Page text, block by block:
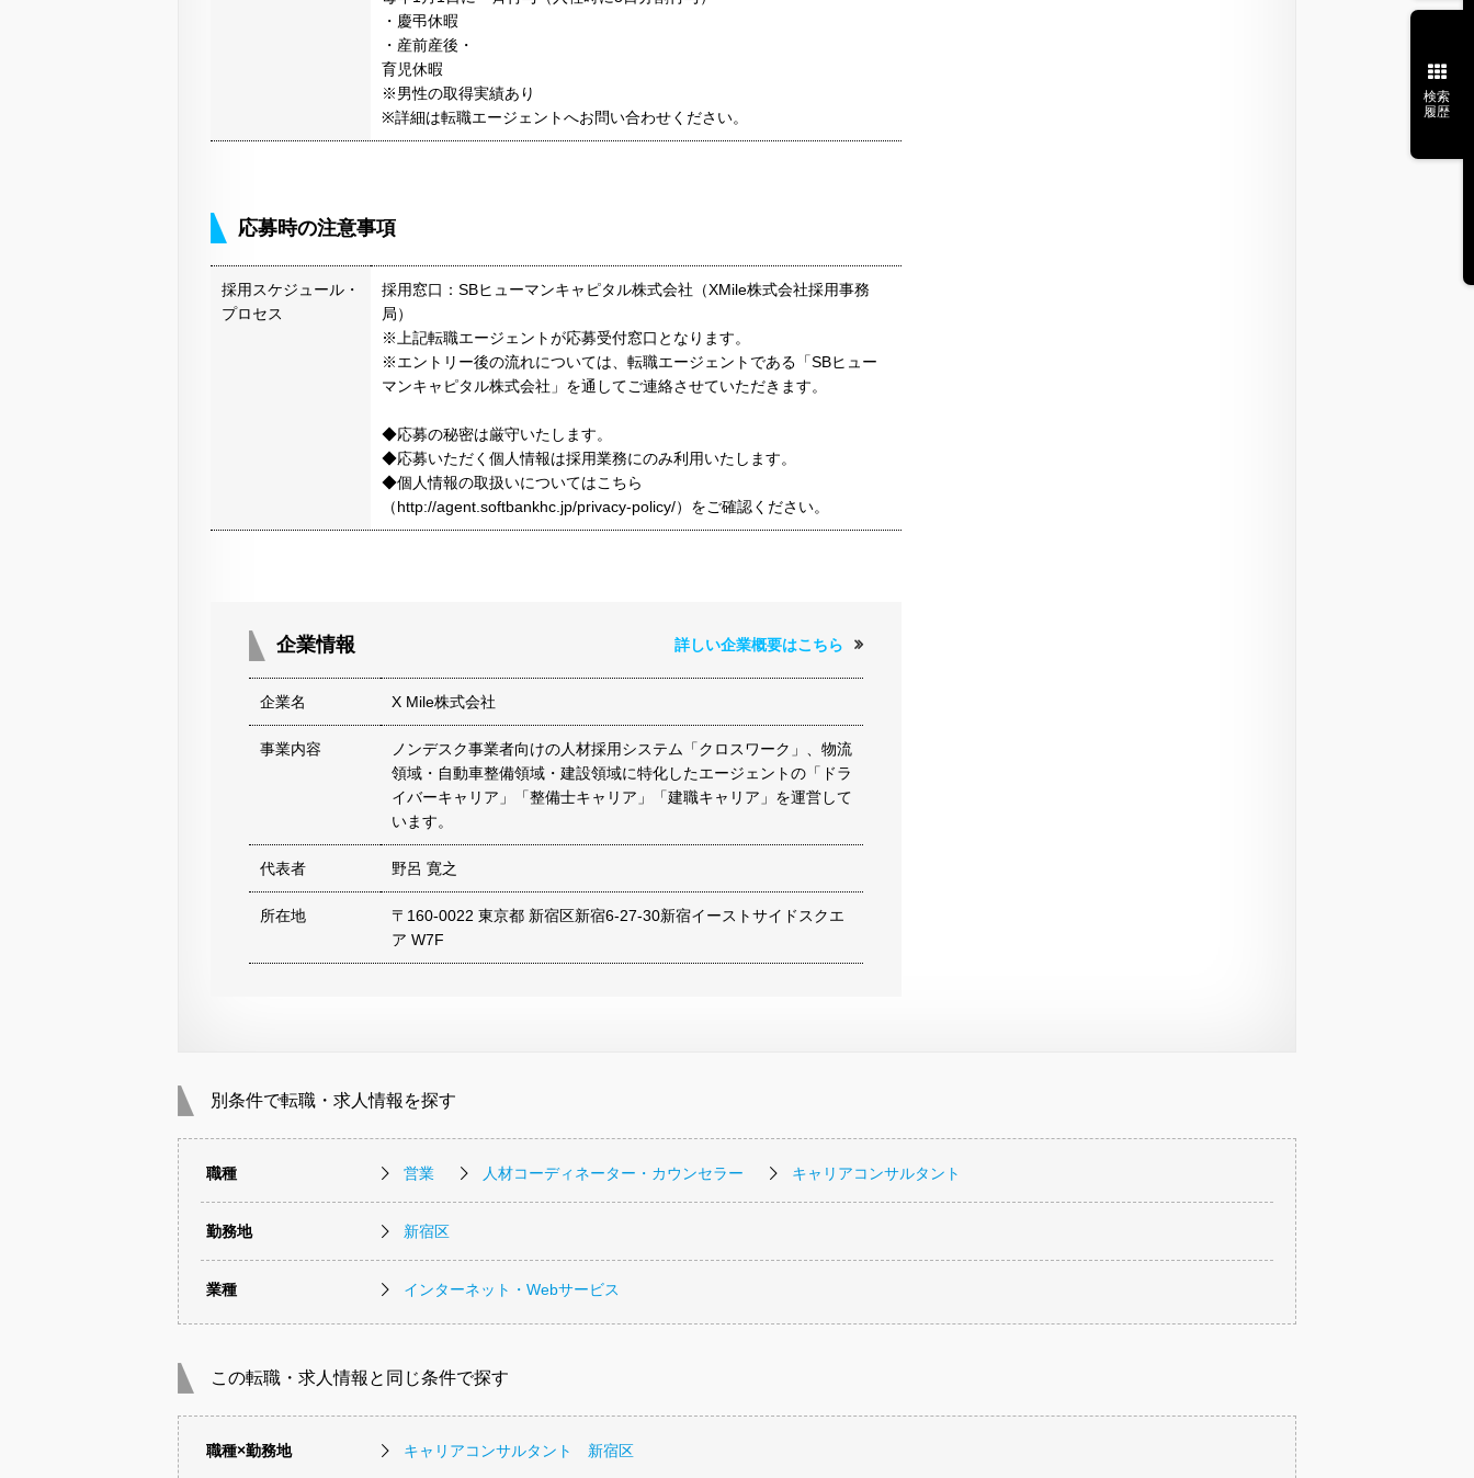
・慶弔休暇
・産前産後・
育児休暇
※男性の取得実績あり
※詳細は転職エージェントへお問い合わせください。
応募時の注意事項
採用スケジュール・
プロセス
採用窓口：SBヒューマンキャピタル株式会社（XMile株式会社採用事務
局）
※上記転職エージェントが応募受付窓口となります。
※エントリー後の流れについては、転職エージェントである「SBヒュー
マンキャピタル株式会社」を通してご連絡させていただきます。
◆応募の秘密は厳守いたします。
◆応募いただく個人情報は採用業務にのみ利用いたします。
◆個人情報の取扱いについてはこちら
（http://agent.softbankhc.jp/privacy-policy/）をご確認ください。
企業情報 詳しい企業概要はこちら
企業名 X Mile株式会社
事業内容
ノンデスク事業者向けの人材採用システム「クロスワーク」、物流
領域・自動車整備領域・建設領域に特化したエージェントの「ドラ
イバーキャリア」「整備士キャリア」「建職キャリア」を運営して
います。
代表者 野呂 寛之
所在地
〒160-0022 東京都 新宿区新宿6-27-30新宿イーストサイドスクエ
ア W7F
別条件で転職・求人情報を探す
職種 営業 人材コーディネーター・カウンセラー キャリアコンサルタント
勤務地 新宿区
業種 インターネット・Webサービス
この転職・求人情報と同じ条件で探す
職種×勤務地 キャリアコンサルタント 新宿区
検索
履歴